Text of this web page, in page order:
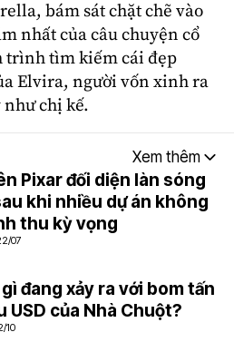
bám sát chặt chẽ vào
nhất của câu chuyện cổ
trình tìm kiếm cái đẹp
Elvira, người vốn xinh ra
như chị kế.
Xem thêm
Pixar đối diện làn sóng
khi nhiều dự án không
thu kỳ vọng
07
đang xảy ra với bom tấn
USD của Nhà Chuột?
10